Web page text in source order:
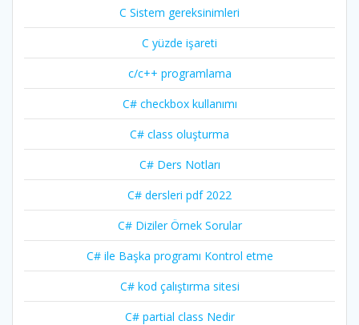
C Sistem gereksinimleri
C yüzde işareti
c/c++ programlama
C# checkbox kullanımı
C# class oluşturma
C# Ders Notları
C# dersleri pdf 2022
C# Diziler Örnek Sorular
C# ile Başka programı Kontrol etme
C# kod çalıştırma sitesi
C# partial class Nedir